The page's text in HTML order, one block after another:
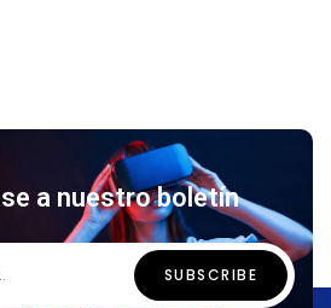
a nuestro boletín